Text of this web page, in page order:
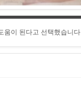
움이 된다고 선택했습니다